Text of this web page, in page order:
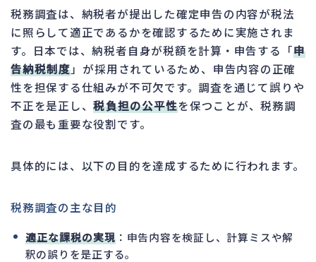
税務調査は、納税者が提出した確定申告の内容が税法
に照らして適正であるかを確認するために実施されま
す。日本では、納税者自身が税額を計算・申告する「申
告納税制度」が採用されているため、申告内容の正確
性を担保する仕組みが不可欠です。調査を通じて誤りや
不正を是正し、税負担の公平性を保つことが、税務調
査の最も重要な役割です。
具体的には、以下の目的を達成するために行われます。
税務調査の主な目的
適正な課税の実現：申告内容を検証し、計算ミスや解
釈の誤りを是正する。